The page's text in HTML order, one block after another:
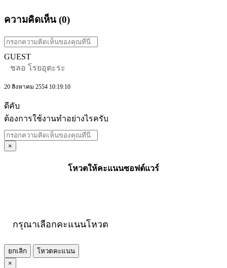
ความคิดเห็น (0)
GUEST
ชลอ โรยอุตะระ
20 สิงหาคม 2554 10:19:10
ดีคับ
ต้องการใช้งานทำอย่างไรครับ
×
โหวตให้คะแนนซอฟต์แวร์
กรุณาเลือกคะแนนโหวต
ยกเลิก
โหวตคะแนน
×